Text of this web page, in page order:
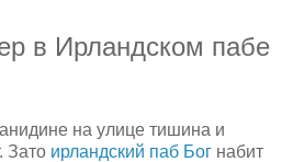
в Ирландском пабе
на улице тишина и
Зато ирландский паб Бог набит